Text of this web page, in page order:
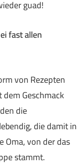
guad!
fast allen
von Rezepten
Geschmack
die
die damit in
Oma, von der das
stammt.